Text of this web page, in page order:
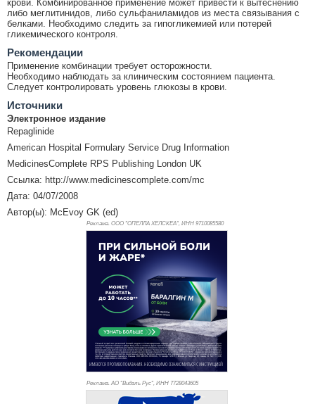
крови. Комбинированное применение может привести к вытеснению
либо меглитинидов, либо сульфаниламидов из места связывания с
белками. Необходимо следить за гипогликемией или потерей
гликемического контроля.
Рекомендации
Применение комбинации требует осторожности.
Необходимо наблюдать за клиническим состоянием пациента.
Следует контролировать уровень глюкозы в крови.
Источники
Электронное издание
Repaglinide
American Hospital Formulary Service Drug Information
MedicinesComplete RPS Publishing London UK
Ссылка: http://www.medicinescomplete.com/mc
Дата: 04/07/2008
Автор(ы): McEvoy GK (ed)
Реклама. ООО "ОПЕЛЛА ХЕЛСКЕА", ИНН 9710085580
Реклама. АО "Видаль Рус", ИНН 7728043605